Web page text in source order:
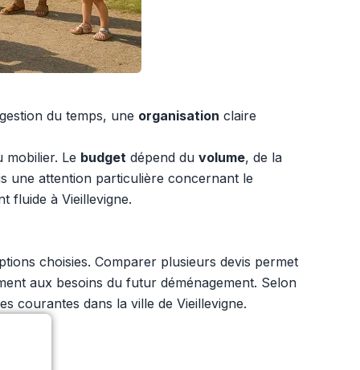
du temps, une organisation claire
mobilier. Le budget dépend du volume, de la
une attention particulière concernant le
fluide à Vieillevigne.
choisies. Comparer plusieurs devis permet
aux besoins du futur déménagement. Selon
courantes dans la ville de Vieillevigne.